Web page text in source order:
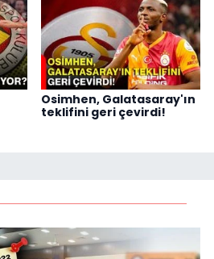
Osimhen, Galatasaray'ın
teklifini geri çevirdi!